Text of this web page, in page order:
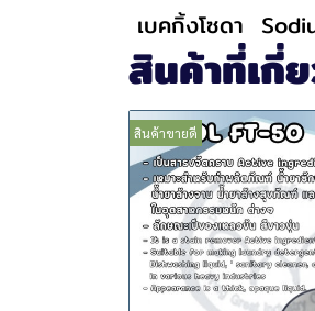
เบคกิ้งโซดา
สินค้าที่เกี่
สินค้าขายดี